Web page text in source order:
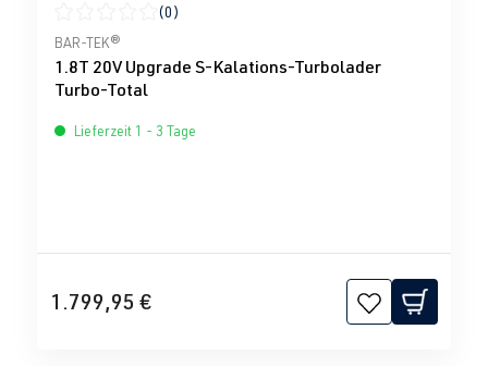
Durchschnittliche Bewertung von 0 von 5 Sternen
(0)
BAR-TEK®
1.8T 20V Upgrade S-Kalations-Turbolader
Turbo-Total
Lieferzeit 1 - 3 Tage
1.799,95 €